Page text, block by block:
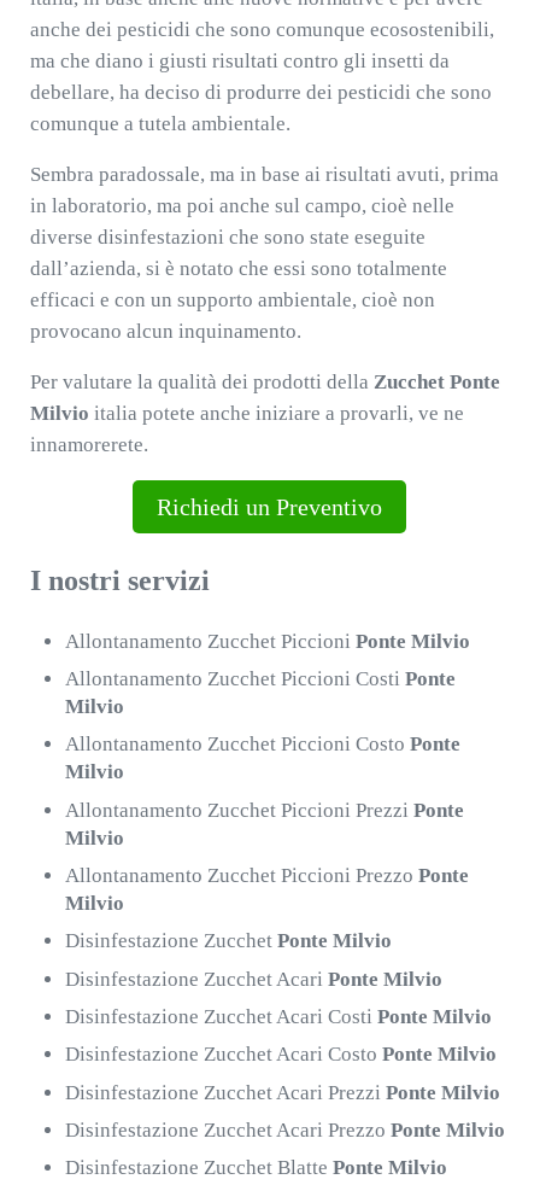
anche dei pesticidi che sono comunque ecosostenibili,
ma che diano i giusti risultati contro gli insetti da
debellare, ha deciso di produrre dei pesticidi che sono
comunque a tutela ambientale.
Sembra paradossale, ma in base ai risultati avuti, prima
in laboratorio, ma poi anche sul campo, cioè nelle
diverse disinfestazioni che sono state eseguite
dall’azienda, si è notato che essi sono totalmente
efficaci e con un supporto ambientale, cioè non
provocano alcun inquinamento.
Per valutare la qualità dei prodotti della Zucchet Ponte
Milvio italia potete anche iniziare a provarli, ve ne
innamorerete.
Richiedi un Preventivo
I nostri servizi
Allontanamento Zucchet PiccioniPonte Milvio
Allontanamento Zucchet Piccioni CostiPonte
Milvio
Allontanamento Zucchet Piccioni CostoPonte
Milvio
Allontanamento Zucchet Piccioni PrezziPonte
Milvio
Allontanamento Zucchet Piccioni PrezzoPonte
Milvio
Disinfestazione ZucchetPonte Milvio
Disinfestazione Zucchet AcariPonte Milvio
Disinfestazione Zucchet Acari CostiPonte Milvio
Disinfestazione Zucchet Acari CostoPonte Milvio
Disinfestazione Zucchet Acari PrezziPonte Milvio
Disinfestazione Zucchet Acari PrezzoPonte Milvio
Disinfestazione Zucchet BlattePonte Milvio